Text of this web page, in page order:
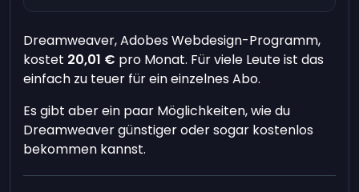
Dreamweaver, Adobes Webdesign-Programm,
kostet 20,01 € pro Monat. Für viele Leute ist das
einfach zu teuer für ein einzelnes Abo.
Es gibt aber ein paar Möglichkeiten, wie du
Dreamweaver günstiger oder sogar kostenlos
bekommen kannst.